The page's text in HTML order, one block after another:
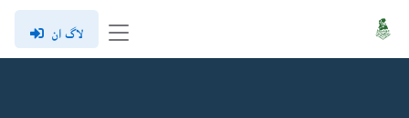
لاگ ان